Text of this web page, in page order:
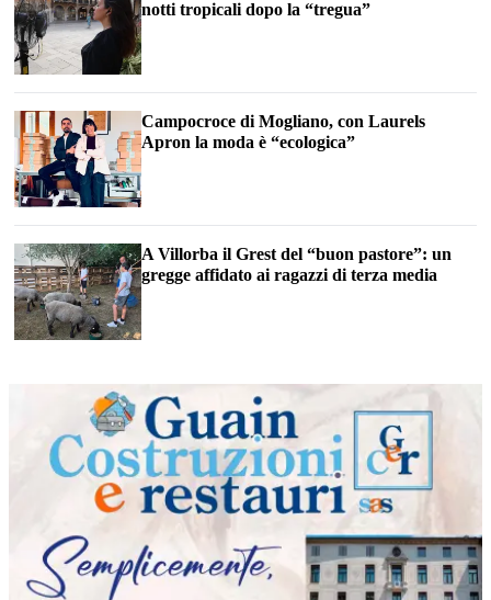
notti tropicali dopo la “tregua”
Campocroce di Mogliano, con Laurels
Apron la moda è “ecologica”
A Villorba il Grest del “buon pastore”: un
gregge affidato ai ragazzi di terza media